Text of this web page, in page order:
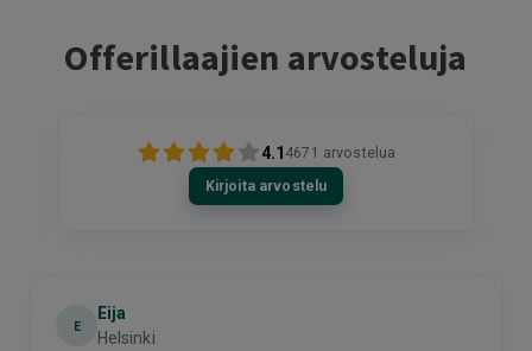
Offerillaajien arvosteluja
4.1 4671 arvostelua
Kirjoita arvostelu
E
Eija
Helsinki